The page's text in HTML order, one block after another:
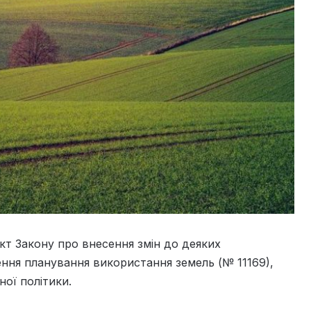
Закону про внесення змін до деяких
планування використання земель (№ 11169),
політики.